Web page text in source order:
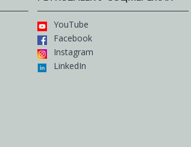
YouTube
Facebook
Instagram
LinkedIn